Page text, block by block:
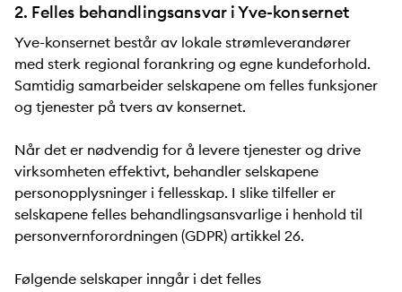
2. Felles behandlingsansvar i Yve-konsernet
Yve-konsernet består av lokale strømleverandører
med sterk regional forankring og egne kundeforhold.
Samtidig samarbeider selskapene om felles funksjoner
og tjenester på tvers av konsernet.
Når det er nødvendig for å levere tjenester og drive
virksomheten effektivt, behandler selskapene
personopplysninger i fellesskap. I slike tilfeller er
selskapene felles behandlingsansvarlige i henhold til
personvernforordningen (GDPR) artikkel 26.
Følgende selskaper inngår i det felles